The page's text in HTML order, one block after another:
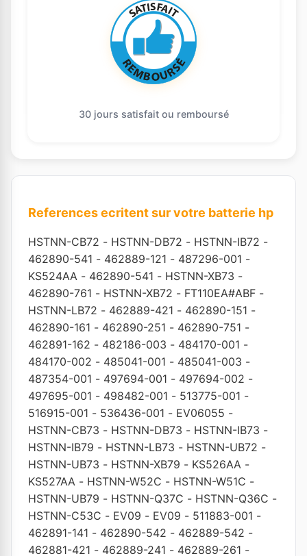
30 jours satisfait ou remboursé
References ecritent sur votre batterie hp
HSTNN-CB72 - HSTNN-DB72 - HSTNN-IB72 -
462890-541 - 462889-121 - 487296-001 -
KS524AA - 462890-541 - HSTNN-XB73 -
462890-761 - HSTNN-XB72 - FT110EA#ABF -
HSTNN-LB72 - 462889-421 - 462890-151 -
462890-161 - 462890-251 - 462890-751 -
462891-162 - 482186-003 - 484170-001 -
484170-002 - 485041-001 - 485041-003 -
487354-001 - 497694-001 - 497694-002 -
497695-001 - 498482-001 - 513775-001 -
516915-001 - 536436-001 - EV06055 -
HSTNN-CB73 - HSTNN-DB73 - HSTNN-IB73 -
HSTNN-IB79 - HSTNN-LB73 - HSTNN-UB72 -
HSTNN-UB73 - HSTNN-XB79 - KS526AA -
KS527AA - HSTNN-W52C - HSTNN-W51C -
HSTNN-UB79 - HSTNN-Q37C - HSTNN-Q36C -
HSTNN-C53C - EV09 - EV09 - 511883-001 -
462891-141 - 462890-542 - 462889-542 -
462881-421 - 462889-241 - 462889-261 -